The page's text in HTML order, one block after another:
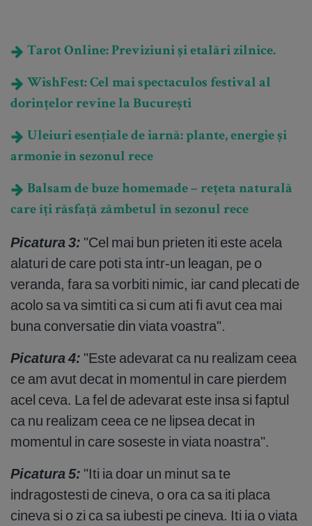
Tarot Online: Previziuni și etalări zilnice.
WishFest: Cel mai spectaculos festival al
dorințelor revine la București
Uleiuri esențiale de iarnă: plante, energie și
armonie în sezonul rece
Balsam de buze homemade – rețeta naturală
care îți răsfață zâmbetul în sezonul rece
Picatura 3: "Cel mai bun prieten iti este acela
alaturi de care poti sta intr-un leagan, pe o
veranda, fara sa vorbiti nimic, iar cand plecati de
acolo sa va simtiti ca si cum ati fi avut cea mai
buna conversatie din viata voastra".
Picatura 4: "Este adevarat ca nu realizam ceea
ce am avut decat in momentul in care pierdem
acel ceva. La fel de adevarat este insa si faptul
ca nu realizam ceea ce ne lipsea decat in
momentul in care soseste in viata noastra".
Picatura 5: "Iti ia doar un minut sa te
indragostesti de cineva, o ora ca sa iti placa
cineva si o zi ca sa iubesti pe cineva. Iti ia o viata